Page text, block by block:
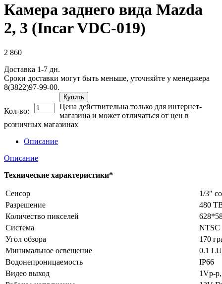
Камера заднего вида Mazda
2, 3 (Incar VDC-019)
2 860
Доставка 1-7 дн.
Сроки доставки могут быть меньше, уточняйте у менеджера
8(3822)97-99-00.
Кол-во:
Купить
Цена действительна только для интернет-
магазина и может отличаться от цен в
розничных магазинах
Описание
Описание
Технические характеристики*
Сенсор
1/3"
Разрешение
480
Количество пикселей
Система
NTSC
Угол обзора
170
Минимальное освещение
0.1
Водонепроницаемость
IP66
Видео выход
1Vp-